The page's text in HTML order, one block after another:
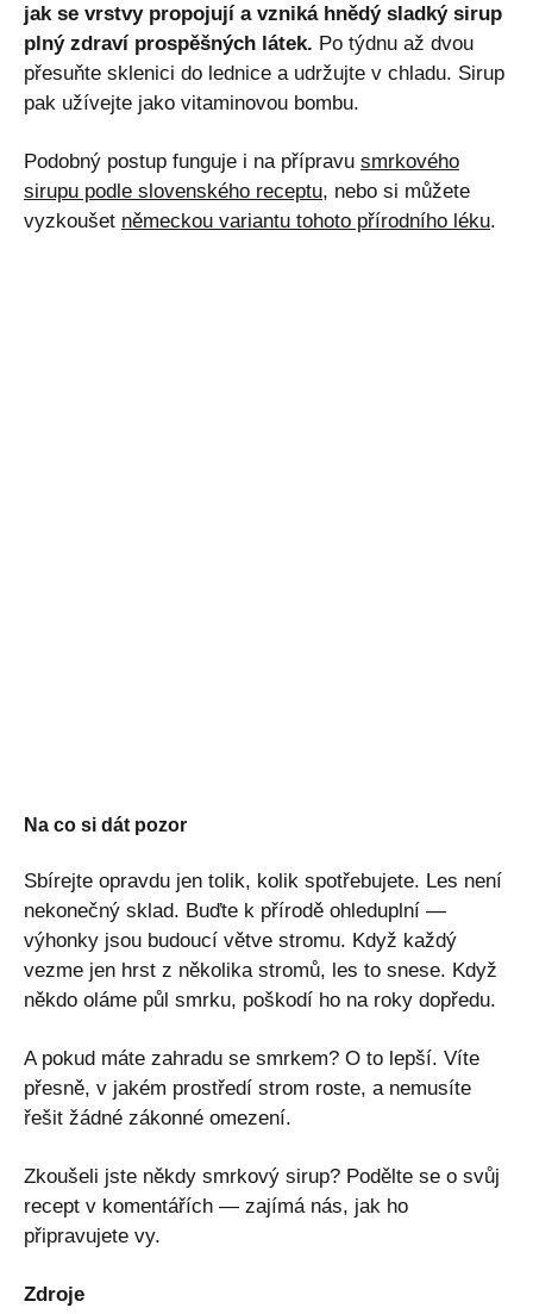
jak se vrstvy propojují a vzniká hnědý sladký sirup
plný zdraví prospěšných látek. Po týdnu až dvou
přesuňte sklenici do lednice a udržujte v chladu. Sirup
pak užívejte jako vitaminovou bombu.
Podobný postup funguje i na přípravu smrkového
sirupu podle slovenského receptu, nebo si můžete
vyzkoušet německou variantu tohoto přírodního léku.
Na co si dát pozor
Sbírejte opravdu jen tolik, kolik spotřebujete. Les není
nekonečný sklad. Buďte k přírodě ohleduplní —
výhonky jsou budoucí větve stromu. Když každý
vezme jen hrst z několika stromů, les to snese. Když
někdo oláme půl smrku, poškodí ho na roky dopředu.
A pokud máte zahradu se smrkem? O to lepší. Víte
přesně, v jakém prostředí strom roste, a nemusíte
řešit žádné zákonné omezení.
Zkoušeli jste někdy smrkový sirup? Podělte se o svůj
recept v komentářích — zajímá nás, jak ho
připravujete vy.
Zdroje